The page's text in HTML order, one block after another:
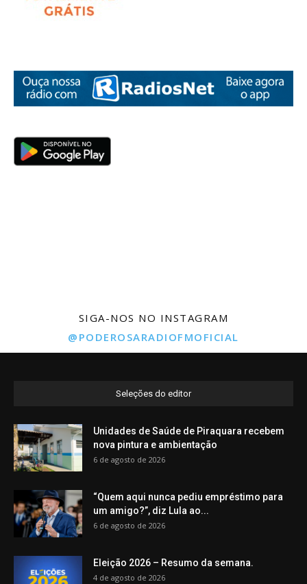
SIGA-NOS NO INSTAGRAM
@PODEROSARADIOFMOFICIAL
Seleções do editor
Unidades de Saúde de Piraquara recebem
nova pintura e ambientação
6 de agosto de 2026
“Quem aqui nunca pediu empréstimo para
um amigo?”, diz Lula ao...
6 de agosto de 2026
Eleição 2026 – Resumo da semana.
4 de agosto de 2026